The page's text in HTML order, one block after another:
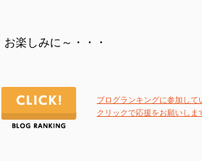
お楽しみに～・・・
ブログランキングに参加して
クリックで応援をお願いしま